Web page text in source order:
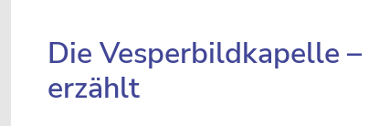
Die Vesperbildkapelle
erzählt